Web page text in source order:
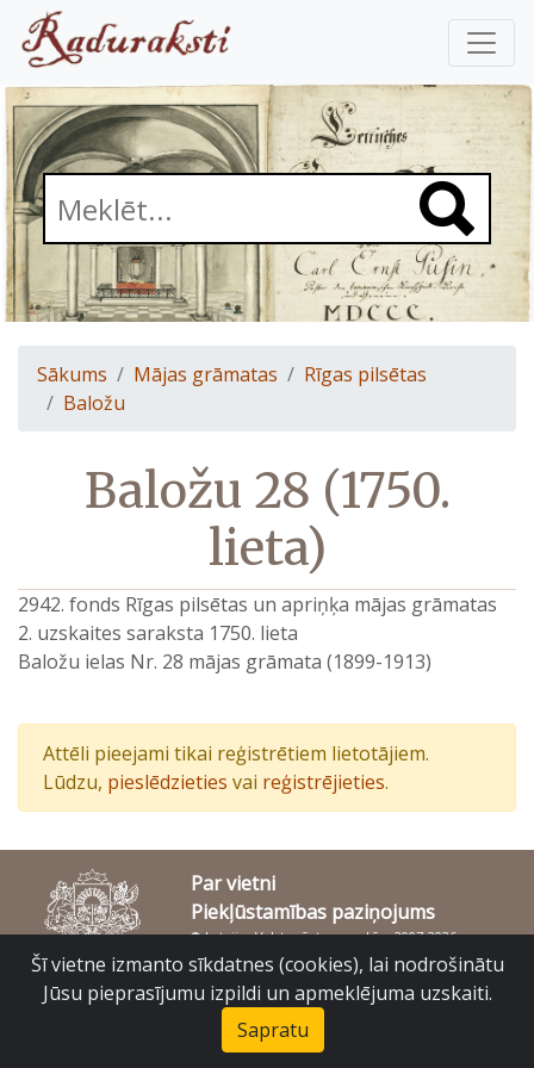
Sākums Mājas grāmatas
Rīgas pilsētas
Baložu
Baložu 28 (1750.
lieta)
2942. fonds Rīgas pilsētas un apriņķa mājas grāmatas
2. uzskaites saraksta 1750. lieta
Baložu ielas Nr. 28 mājas grāmata (1899-1913)
Attēli pieejami tikai reģistrētiem lietotājiem.
Lūdzu, pieslēdzieties vai reģistrējieties.
Par vietni
Piekļūstamības paziņojums
© Latvijas Valsts vēstures arhīvs 2007-2026
Slokas iela 16, Rīga, LV – 1048
Šī vietne izmanto sīkdatnes (cookies), lai nodrošinātu
Jūsu pieprasījumu izpildi un apmeklējuma uzskaiti.
Sapratu